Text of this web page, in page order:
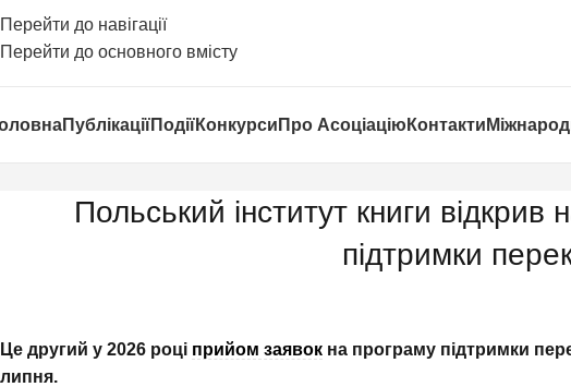
Перейти до навігації
Перейти до основного вмісту
ПублікаціїПодіїКонкурси Про Асоціацію Контакти
Польський інститут книги відкрив
підтримки
Це другий у 2026 році прийом заявок на програму підтримки
липня.